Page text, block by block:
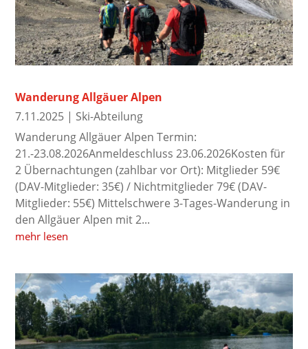
Wanderung Allgäuer Alpen
7.11.2025 | Ski-Abteilung
Wanderung Allgäuer Alpen Termin:
21.-23.08.2026Anmeldeschluss 23.06.2026Kosten für
2 Übernachtungen (zahlbar vor Ort): Mitglieder 59€
(DAV-Mitglieder: 35€) / Nichtmitglieder 79€ (DAV-
Mitglieder: 55€) Mittelschwere 3-Tages-Wanderung in
den Allgäuer Alpen mit 2...
mehr lesen